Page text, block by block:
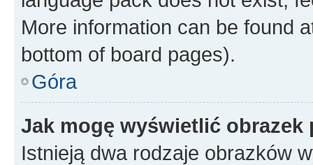
More information can be found
bottom of board pages).
Góra
Jak mogę wyświetlić
Istnieją dwa rodzaje obrazków